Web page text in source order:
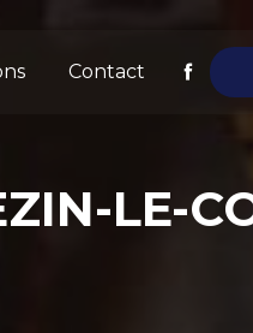
Contact
LE-